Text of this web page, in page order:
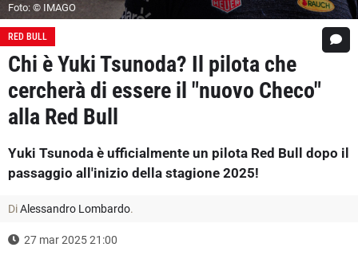
Foto: © IMAGO
RED BULL
Chi è Yuki Tsunoda? Il pilota che
cercherà di essere il "nuovo Checo"
alla Red Bull
Yuki Tsunoda è ufficialmente un pilota Red Bull dopo il
passaggio all'inizio della stagione 2025!
DiAlessandro Lombardo.
27 mar 2025 21:00